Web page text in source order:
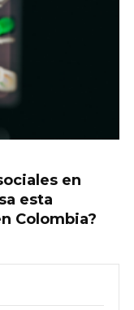
en
esta
Colombia?